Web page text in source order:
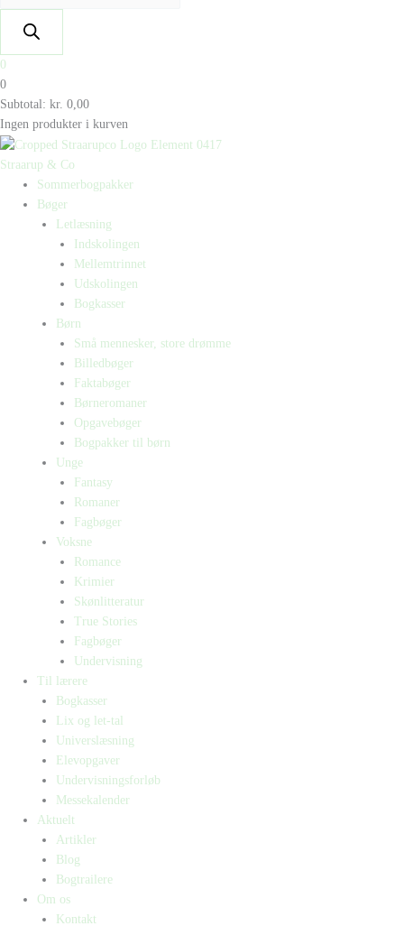
0
0
Subtotal: kr. 0,00
Ingen produkter i kurven
Straarup & Co
Sommerbogpakker
Bøger
Letlæsning
Indskolingen
Mellemtrinnet
Udskolingen
Bogkasser
Børn
Små mennesker, store drømme
Billedbøger
Faktabøger
Børneromaner
Opgavebøger
Bogpakker til børn
Unge
Fantasy
Romaner
Fagbøger
Voksne
Romance
Krimier
Skønlitteratur
True Stories
Fagbøger
Undervisning
Til lærere
Bogkasser
Lix og let-tal
Universlæsning
Elevopgaver
Undervisningsforløb
Messekalender
Aktuelt
Artikler
Blog
Bogtrailere
Om os
Kontakt